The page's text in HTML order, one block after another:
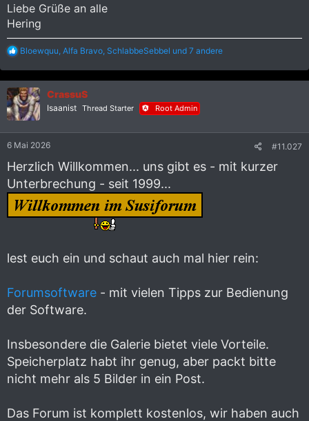
Liebe Grüße an alle
Hering
R
a
k
t
i
o
n
Bloewquu Alfa Bravo SchlabbeSebbel und 7 andere
CrassuS
Isaanist Thread Starter Root Admin
6 Mai 2026 #11.027
Herzlich Willkommen... uns gibt es - mit kurzer
Unterbrechung - seit 1999...
lest euch ein und schaut auch mal hier rein:
Forumsoftware - mit vielen Tipps zur Bedienung
der Software.
Insbesondere die Galerie bietet viele Vorteile.
Speicherplatz habt ihr genug, aber packt bitte
nicht mehr als 5 Bilder in ein Post.
Das Forum ist komplett kostenlos, wir haben auch